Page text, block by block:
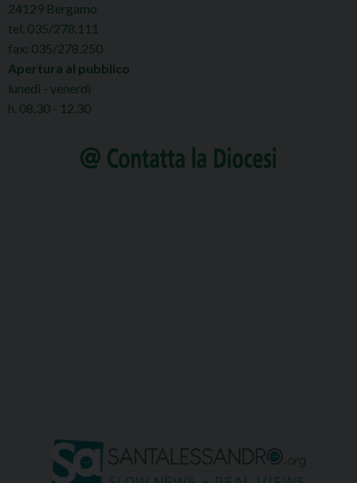
24129 Bergamo
tel. 035/278.111
fax: 035/278.250
Apertura al pubblico
lunedì - venerdì
h. 08.30 - 12.30